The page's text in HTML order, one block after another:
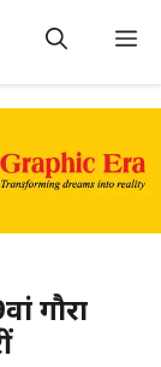
गौरा